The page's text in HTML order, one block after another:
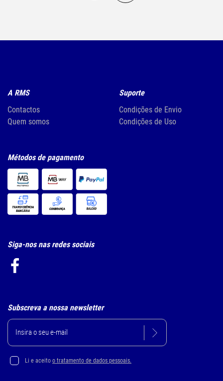
A RMS
Contactos
Quem somos
Suporte
Condições de Envio
Condições de Uso
Métodos de pagamento
Siga-nos nas redes sociais
Subscreva a nossa newsletter
Li e aceito o tratamento de dados pessoais.